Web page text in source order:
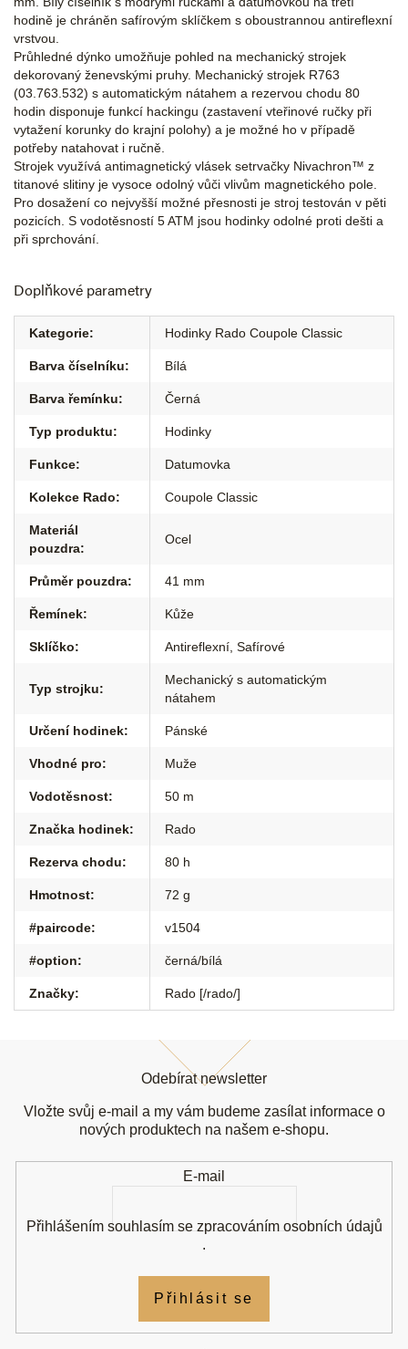
hodině je chráněn safírovým sklíčkem s oboustrannou antireflexní
vrstvou.
Průhledné dýnko umožňuje pohled na mechanický strojek
dekorovaný ženevskými pruhy. Mechanický strojek R763
(03.763.532) s automatickým nátahem a rezervou chodu 80
hodin disponuje funkcí hackingu (zastavení vteřinové ručky při
vytažení korunky do krajní polohy) a je možné ho v případě
potřeby natahovat i ručně.
Strojek využívá antimagnetický vlásek setrvačky Nivachron™ z
titanové slitiny je vysoce odolný vůči vlivům magnetického pole.
Pro dosažení co nejvyšší možné přesnosti je stroj testován v pěti
pozicích. S vodotěsností 5 ATM jsou hodinky odolné proti dešti a
při sprchování.
Doplňkové parametry
Kategorie: Hodinky Rado Coupole Classic
Barva číselníku: Bílá
Barva řemínku: Černá
Typ produktu: Hodinky
Funkce: Datumovka
Kolekce Rado: Coupole Classic
Materiál
pouzdra:
Ocel
Průměr pouzdra: 41 mm
Řemínek: Kůže
Sklíčko: Antireflexní Safírové
Typ strojku:
Mechanický s automatickým
nátahem
Určení hodinek: Pánské
Vhodné pro: Muže
Vodotěsnost: 50 m
Značka hodinek: Rado
Rezerva chodu: 80 h
Hmotnost: 72 g
#paircode: v1504
#option: černá/bílá
Značky: Rado [/rado/]
Odebírat newsletter
Vložte svůj e-mail a my vám budeme zasílat informace o
nových produktech na našem e-shopu.
E-mail
Přihlášením souhlasím se zpracováním osobních údajů
.
Přihlásit se